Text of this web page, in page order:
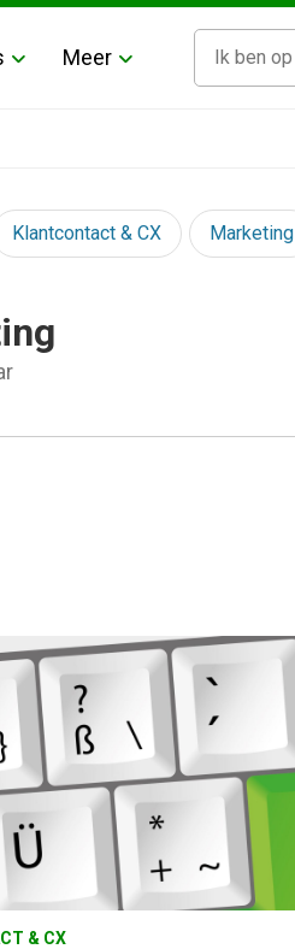
Meer
Klantcontact & CX Marketing
& CX